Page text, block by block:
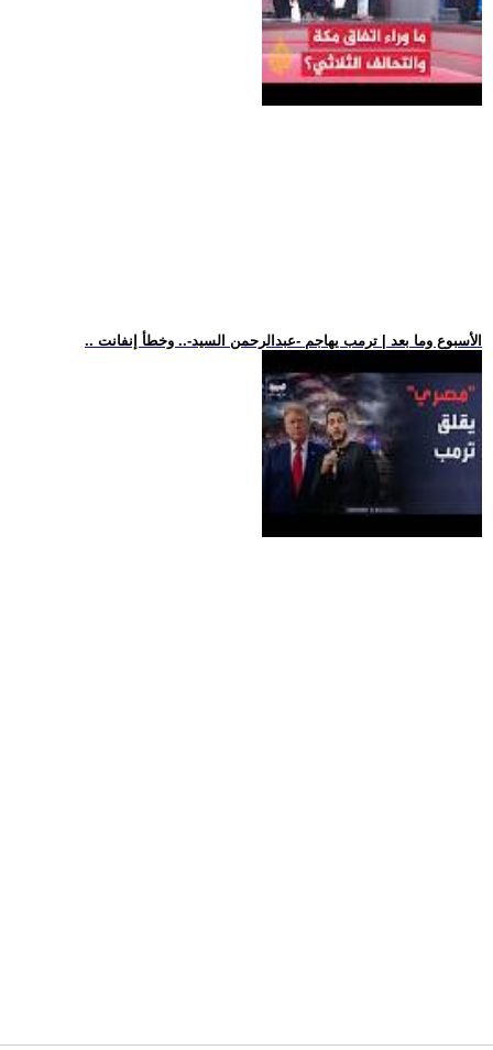
.. الأسبوع وما بعد | ترمب يهاجم -عبدالرحمن السيد-.. وخطأ إنفانت